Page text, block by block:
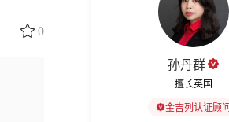
0
孙丹群
擅长英国
金吉列认证顾问